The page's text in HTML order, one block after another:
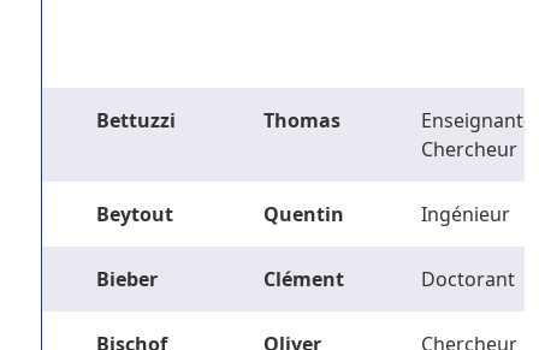
Bettuzzi Thomas
Enseignant-
Chercheur
Beytout Quentin Ingénieur
Bieber Clément Doctorant
Bischof Oliver Chercheur